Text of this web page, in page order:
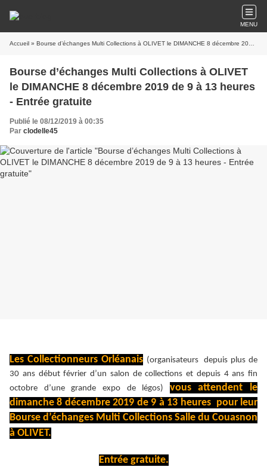
MENU
Accueil » Bourse d’échanges Multi Collections à OLIVET le DIMANCHE 8 décembre 2019 de 9 à 13 heures - Entrée gratuite
Bourse d’échanges Multi Collections à OLIVET
le DIMANCHE 8 décembre 2019 de 9 à 13 heures
- Entrée gratuite
Publié le 08/12/2019 à 00:35
Par clodelle45
Les Collectionneurs Orléanais (organisateurs depuis plus de
30 ans début février d’un salon de collections et depuis 4 ans fin
octobre d’une grande expo de légos) vous attendent le
dimanche 8 décembre 2019 de 9 à 13 heures pour leur
Bourse d’échanges Multi Collections Salle du Couasnon
à OLIVET.
Entrée gratuite.